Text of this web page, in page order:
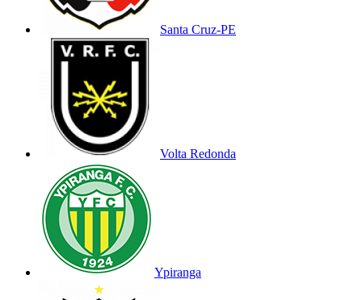
Santa Cruz-PE
Volta Redonda
Ypiranga